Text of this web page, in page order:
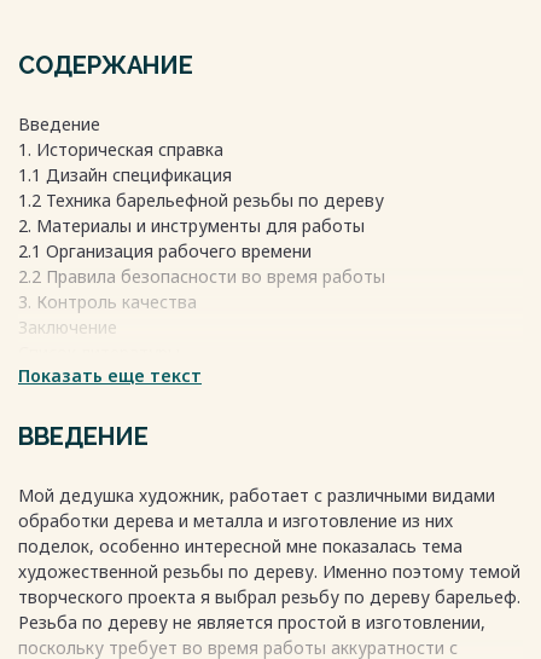
СОДЕРЖАНИЕ
Введение
1. Историческая справка
1.1 Дизайн спецификация
1.2 Техника барельефной резьбы по дереву
2. Материалы и инструменты для работы
2.1 Организация рабочего времени
2.2 Правила безопасности во время работы
3. Контроль качества
Заключение
Приложение
5
8
9
9
11
12
13
Показать еще текст
ВВЕДЕНИЕ
Мой дедушка художник, работает с различными видами
обработки дерева и металла и изготовление из них
поделок, особенно интересной мне показалась тема
художественной резьбы по дереву. Именно поэтому темой
творческого проекта я выбрал резьбу по дереву барельеф.
Резьба по дереву не является простой в изготовлении,
поскольку требует во время работы аккуратности с